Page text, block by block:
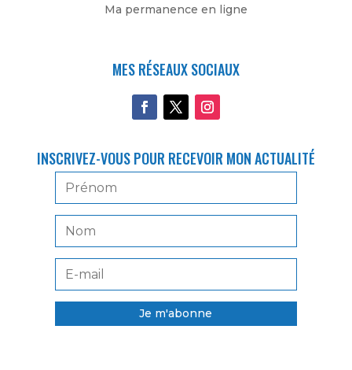
Ma permanence en ligne
MES RÉSEAUX SOCIAUX
INSCRIVEZ-VOUS POUR RECEVOIR MON ACTUALITÉ
Je m'abonne